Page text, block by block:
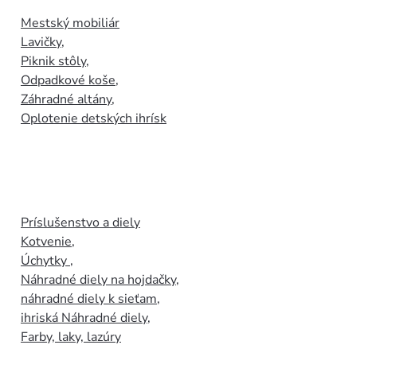
Mestský mobiliár
Lavičky,
Piknik stôly,
Odpadkové koše,
Záhradné altány,
Oplotenie detských ihrísk
Príslušenstvo a diely
Kotvenie,
Úchytky ,
Náhradné diely na hojdačky,
náhradné diely k sieťam,
ihriská Náhradné diely,
Farby, laky, lazúry